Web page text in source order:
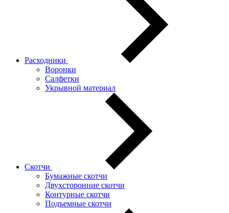
Расходники
Воронки
Салфетки
Укрывной материал
Скотчи
Бумажные скотчи
Двухсторонние скотчи
Контурные скотчи
Подъемные скотчи